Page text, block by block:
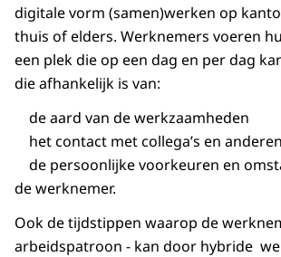
digitale vorm (samen)werken op
thuis of elders. Werknemers voeren
een plek die op een dag en per dag
die afhankelijk is van:
de aard van de werkzaamheden
het contact met collega’s en
de persoonlijke voorkeuren en
de werknemer.
Ook de tijdstippen waarop de
arbeidspatroon - kan door hybride